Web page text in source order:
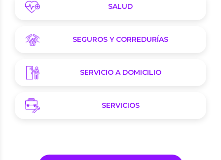
SALUD
SEGUROS Y CORREDURÍAS
SERVICIO A DOMICILIO
SERVICIOS